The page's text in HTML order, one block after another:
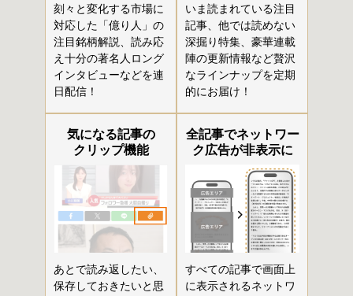
刻々と変化する市場に
対応した「億り人」の
注目銘柄解説、読み応
え十分の著名人ロング
インタビューなどを連
日配信！
いま読まれている注目
記事、他では読めない
深掘り特集、豪華連載
陣の更新情報など贅沢
なラインナップを定期
的にお届け！
気になる記事の
クリップ機能
あとで読み返したい、
保存しておきたいと思
全記事でネットワー
ク広告が非表示に
すべての記事で画面上
に表示されるネットワ